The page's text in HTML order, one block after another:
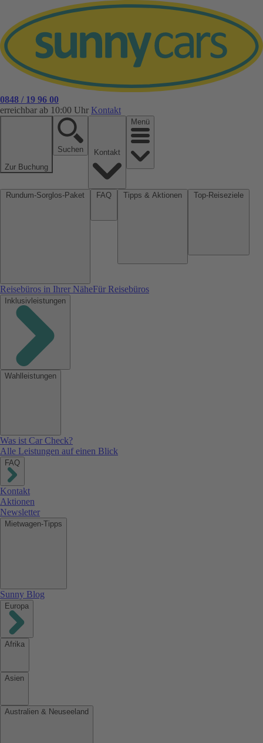
0848 / 19 96 00
erreichbar ab 10:00 Uhr Kontakt
Zur Buchung
Suchen
Menü
Reisebüros in Ihrer NäheFür Reisebüros
Inklusivleistungen
Wahlleistungen
Was ist Car Check?
Alle Leistungen auf einen Blick
FAQ
Kontakt
Aktionen
Newsletter
Mietwagen-Tipps
Sunny Blog
Europa
Afrika
Asien
Australien & Neuseeland